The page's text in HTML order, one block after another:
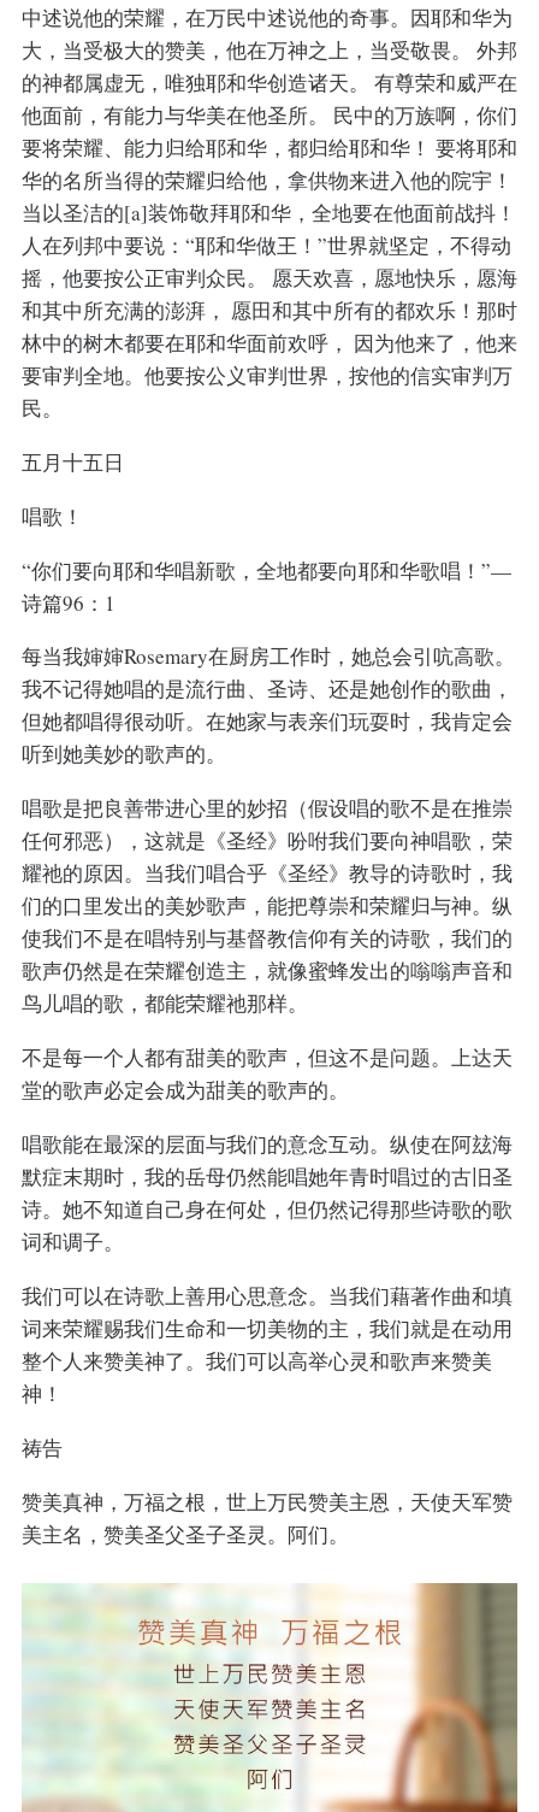
中述说他的荣耀，在万民中述说他的奇事。因耶和华为
大，当受极大的赞美，他在万神之上，当受敬畏。 外邦
的神都属虚无，唯独耶和华创造诸天。 有尊荣和威严在
他面前，有能力与华美在他圣所。 民中的万族啊，你们
要将荣耀、能力归给耶和华，都归给耶和华！ 要将耶和
华的名所当得的荣耀归给他，拿供物来进入他的院宇！
当以圣洁的[a]装饰敬拜耶和华，全地要在他面前战抖！
人在列邦中要说：“耶和华做王！”世界就坚定，不得动
摇，他要按公正审判众民。 愿天欢喜，愿地快乐，愿海
和其中所充满的澎湃， 愿田和其中所有的都欢乐！那时
林中的树木都要在耶和华面前欢呼， 因为他来了，他来
要审判全地。他要按公义审判世界，按他的信实审判万
民。
五月十五日
唱歌！
“你们要向耶和华唱新歌，全地都要向耶和华歌唱！”—
诗篇96：1
每当我婶婶Rosemary在厨房工作时，她总会引吭高歌。
我不记得她唱的是流行曲、圣诗、还是她创作的歌曲，
但她都唱得很动听。在她家与表亲们玩耍时，我肯定会
听到她美妙的歌声的。
唱歌是把良善带进心里的妙招（假设唱的歌不是在推崇
任何邪恶），这就是《圣经》吩咐我们要向神唱歌，荣
耀祂的原因。当我们唱合乎《圣经》教导的诗歌时，我
们的口里发出的美妙歌声，能把尊崇和荣耀归与神。纵
使我们不是在唱特别与基督教信仰有关的诗歌，我们的
歌声仍然是在荣耀创造主，就像蜜蜂发出的嗡嗡声音和
鸟儿唱的歌，都能荣耀祂那样。
不是每一个人都有甜美的歌声，但这不是问题。上达天
堂的歌声必定会成为甜美的歌声的。
唱歌能在最深的层面与我们的意念互动。纵使在阿玆海
默症末期时，我的岳母仍然能唱她年青时唱过的古旧圣
诗。她不知道自己身在何处，但仍然记得那些诗歌的歌
词和调子。
我们可以在诗歌上善用心思意念。当我们藉著作曲和填
词来荣耀赐我们生命和一切美物的主，我们就是在动用
整个人来赞美神了。我们可以高举心灵和歌声来赞美
神！
祷告
赞美真神，万福之根，世上万民赞美主恩，天使天军赞
美主名，赞美圣父圣子圣灵。阿们。